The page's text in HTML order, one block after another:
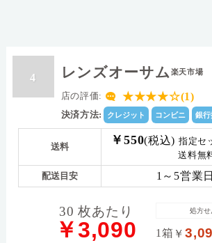
4 レンズオーサム 楽天市場
店の評価: ★★★★☆(1)
決済方法: クレジット コンビニ 銀
送料 ￥550(税込) 指定セ
送料無
配送目安 1～5営業
30 枚あたり
￥3,090 1箱 ￥
処方